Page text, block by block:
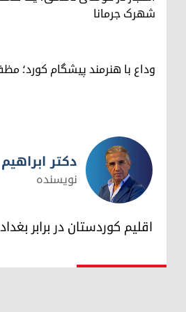
شهرک جرمانا
وداع با هنرمند پیشگام کورد؛
دکتر ابراهیم خالد
دکتر
نویسنده
اقلیم کوردستان در برابر بغداد